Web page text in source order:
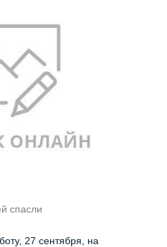
спасли
27 сентября, на